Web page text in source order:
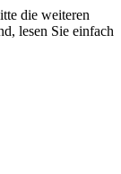
die weiteren
lesen Sie einfach